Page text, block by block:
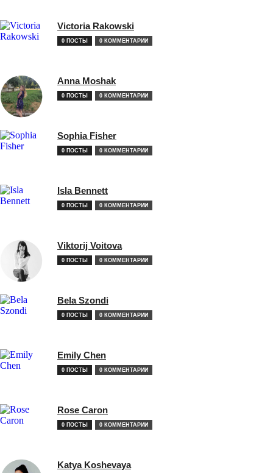
Victoria Rakowski
0 ПОСТЫ 0 КОММЕНТАРИИ
Anna Moshak
0 ПОСТЫ 0 КОММЕНТАРИИ
Sophia Fisher
0 ПОСТЫ 0 КОММЕНТАРИИ
Isla Bennett
0 ПОСТЫ 0 КОММЕНТАРИИ
Viktorij Voitova
0 ПОСТЫ 0 КОММЕНТАРИИ
Bela Szondi
0 ПОСТЫ 0 КОММЕНТАРИИ
Emily Chen
0 ПОСТЫ 0 КОММЕНТАРИИ
Rose Caron
0 ПОСТЫ 0 КОММЕНТАРИИ
Katya Koshevaya